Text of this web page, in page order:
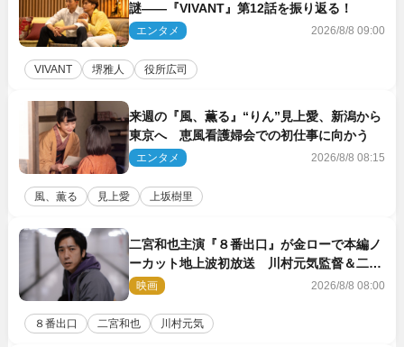
謎――『VIVANT』第12話を振り返る！
エンタメ 2026/8/8 09:00
VIVANT 堺雅人 役所広司
来週の『風、薫る』“りん”見上愛、新潟から
東京へ 恵風看護婦会での初仕事に向かう
エンタメ 2026/8/8 08:15
風、薫る 見上愛 上坂樹里
二宮和也主演『８番出口』が金ローで本編ノ
ーカット地上波初放送 川村元気監督＆二宮
コメント到着
映画 2026/8/8 08:00
８番出口 二宮和也 川村元気